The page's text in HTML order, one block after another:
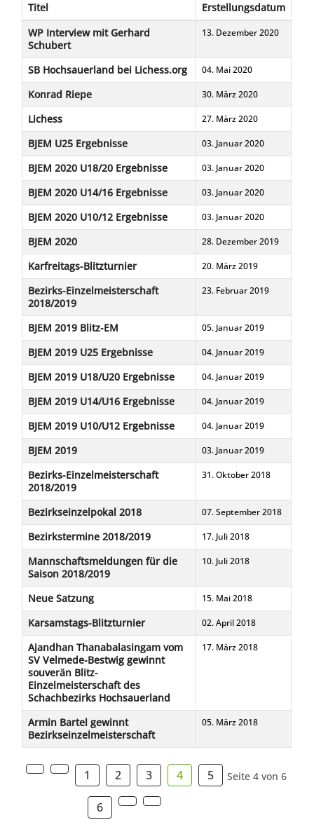
Beiträge
Titel
Erstellungsdatum
WP Interview mit Gerhard
Schubert
13. Dezember 2020
SB Hochsauerland bei Lichess.org 04. Mai 2020
Konrad Riepe 30. März 2020
Lichess 27. März 2020
BJEM U25 Ergebnisse 03. Januar 2020
BJEM 2020 U18/20 Ergebnisse 03. Januar 2020
BJEM 2020 U14/16 Ergebnisse 03. Januar 2020
BJEM 2020 U10/12 Ergebnisse 03. Januar 2020
BJEM 2020 28. Dezember 2019
Karfreitags-Blitzturnier 20. März 2019
Bezirks-Einzelmeisterschaft
2018/2019
23. Februar 2019
BJEM 2019 Blitz-EM 05. Januar 2019
BJEM 2019 U25 Ergebnisse 04. Januar 2019
BJEM 2019 U18/U20 Ergebnisse 04. Januar 2019
BJEM 2019 U14/U16 Ergebnisse 04. Januar 2019
BJEM 2019 U10/U12 Ergebnisse 04. Januar 2019
BJEM 2019 03. Januar 2019
Bezirks-Einzelmeisterschaft
2018/2019
31. Oktober 2018
Bezirkseinzelpokal 2018 07. September 2018
Bezirkstermine 2018/2019 17. Juli 2018
Mannschaftsmeldungen für die
Saison 2018/2019
10. Juli 2018
Neue Satzung 15. Mai 2018
Karsamstags-Blitzturnier 02. April 2018
Ajandhan Thanabalasingam vom
SV Velmede-Bestwig gewinnt
souverän Blitz-
Einzelmeisterschaft des
Schachbezirks Hochsauerland
17. März 2018
Armin Bartel gewinnt
Bezirkseinzelmeisterschaft
05. März 2018
Seite 4 von 6
1 2 3 4 5
6